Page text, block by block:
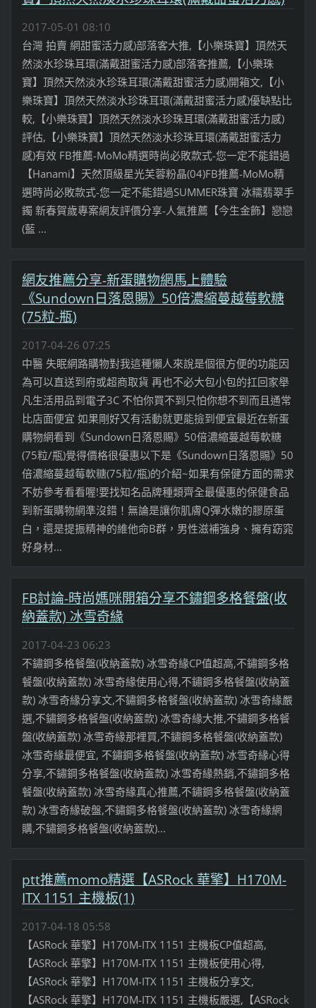
2017-05-01 08:10
台灣 拍賣 網甜蜜活力感)部落客大推,【小樂珠寶】頂然天
然淡水珍珠耳環(滿戴甜蜜活力感)部落客推薦,【小樂珠
寶】頂然天然淡水珍珠耳環(滿戴甜蜜活力感)開箱文,【小
樂珠寶】頂然天然淡水珍珠耳環(滿戴甜蜜活力感)優缺點比
較,【小樂珠寶】頂然天然淡水珍珠耳環(滿戴甜蜜活力感)
評估,【小樂珠寶】頂然天然淡水珍珠耳環(滿戴甜蜜活力
感)有效 FB推薦-MoMo精選時尚必敗款式-您一定不能錯過
【Hanami】天然頂級星光芙蓉粉晶(04)FB推薦-MoMo精
選時尚必敗款式-您一定不能錯過SUMMER珠寶 冰糯翡翠手
鐲 新春賀歲專案網友評價分享-人氣推薦【今生金飾】戀戀
(藍 ...
網友推薦分享-新蛋購物網馬上體驗
《Sundown日落恩賜》50倍濃縮蔓越莓軟糖
(75粒-瓶)
2017-04-26 07:25
中醫 失眠網路購物對我這種懶人來說是個很方便的功能因
為可以直送到府或超商取貨 再也不必大包小包的扛回家舉
凡生活用品到電子3C 不怕你買不到只怕你想不到而且通常
比店面便宜 如果剛好又有活動就更能撿到便宜最近在新蛋
購物網看到《Sundown日落恩賜》50倍濃縮蔓越莓軟糖
(75粒/瓶)覺得價格很優惠以下是《Sundown日落恩賜》50
倍濃縮蔓越莓軟糖(75粒/瓶)的介紹~如果有保健方面的需求
不妨參考看看喔!要找知名品牌種類齊全最優惠的保健食品
到新蛋購物網準沒錯！無論是讓你肌膚Q彈水嫩的膠原蛋
白，還是提振精神的維他命B群，男性滋補強身、擁有窈窕
好身材...
FB討論-時尚媽咪開箱分享不鏽鋼多格餐盤(收
納蓋款) 冰雪奇緣
2017-04-23 06:23
不鏽鋼多格餐盤(收納蓋款) 冰雪奇緣CP值超高,不鏽鋼多格
餐盤(收納蓋款) 冰雪奇緣使用心得,不鏽鋼多格餐盤(收納蓋
款) 冰雪奇緣分享文,不鏽鋼多格餐盤(收納蓋款) 冰雪奇緣嚴
選,不鏽鋼多格餐盤(收納蓋款) 冰雪奇緣大推,不鏽鋼多格餐
盤(收納蓋款) 冰雪奇緣那裡買,不鏽鋼多格餐盤(收納蓋款)
冰雪奇緣最便宜, 不鏽鋼多格餐盤(收納蓋款) 冰雪奇緣心得
分享,不鏽鋼多格餐盤(收納蓋款) 冰雪奇緣熱銷,不鏽鋼多格
餐盤(收納蓋款) 冰雪奇緣真心推薦,不鏽鋼多格餐盤(收納蓋
款) 冰雪奇緣破盤,不鏽鋼多格餐盤(收納蓋款) 冰雪奇緣網
購,不鏽鋼多格餐盤(收納蓋款)...
ptt推薦momo精選【ASRock 華擎】H170M-
ITX 1151 主機板(1)
2017-04-18 05:58
【ASRock 華擎】H170M-ITX 1151 主機板CP值超高,
【ASRock 華擎】H170M-ITX 1151 主機板使用心得,
【ASRock 華擎】H170M-ITX 1151 主機板分享文,
【ASRock 華擎】H170M-ITX 1151 主機板嚴選,【ASRock